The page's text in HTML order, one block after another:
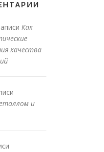
Как
качества
и